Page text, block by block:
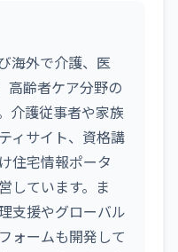
海外で介護、医
高齢者ケア分野の
介護従事者や家族
ィサイト、資格講
住宅情報ポータ
しています。ま
支援やグローバル
ォームも開発して